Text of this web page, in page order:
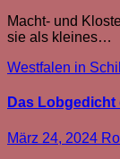
Macht- und
sie als kleines…
Westfalen in
Das
März 24, 2024